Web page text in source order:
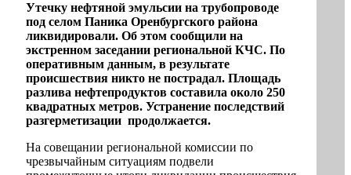
Утечку нефтяной эмульсии на трубопроводе
под селом Паника Оренбургского района
ликвидировали. Об этом сообщили на
экстренном заседании региональной КЧС. По
оперативным данным, в результате
происшествия никто не пострадал. Площадь
разлива нефтепродуктов составила около 250
квадратных метров. Устранение последствий
разгерметизации продолжается.
На совещании региональной комиссии по
чрезвычайным ситуациям подвели